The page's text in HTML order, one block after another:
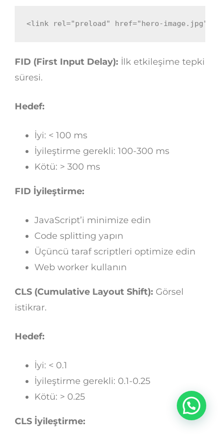
<link rel="preload" href="hero-image.jpg"
FID (First Input Delay): İlk etkileşime tepki
süresi.
Hedef:
İyi: < 100 ms
İyileştirme gerekli: 100-300 ms
Kötü: > 300 ms
FID İyileştirme:
JavaScript’i minimize edin
Code splitting yapın
Üçüncü taraf scriptleri optimize edin
Web worker kullanın
CLS (Cumulative Layout Shift): Görsel
istikrar.
Hedef:
İyi: < 0.1
İyileştirme gerekli: 0.1-0.25
Kötü: > 0.25
CLS İyileştirme: